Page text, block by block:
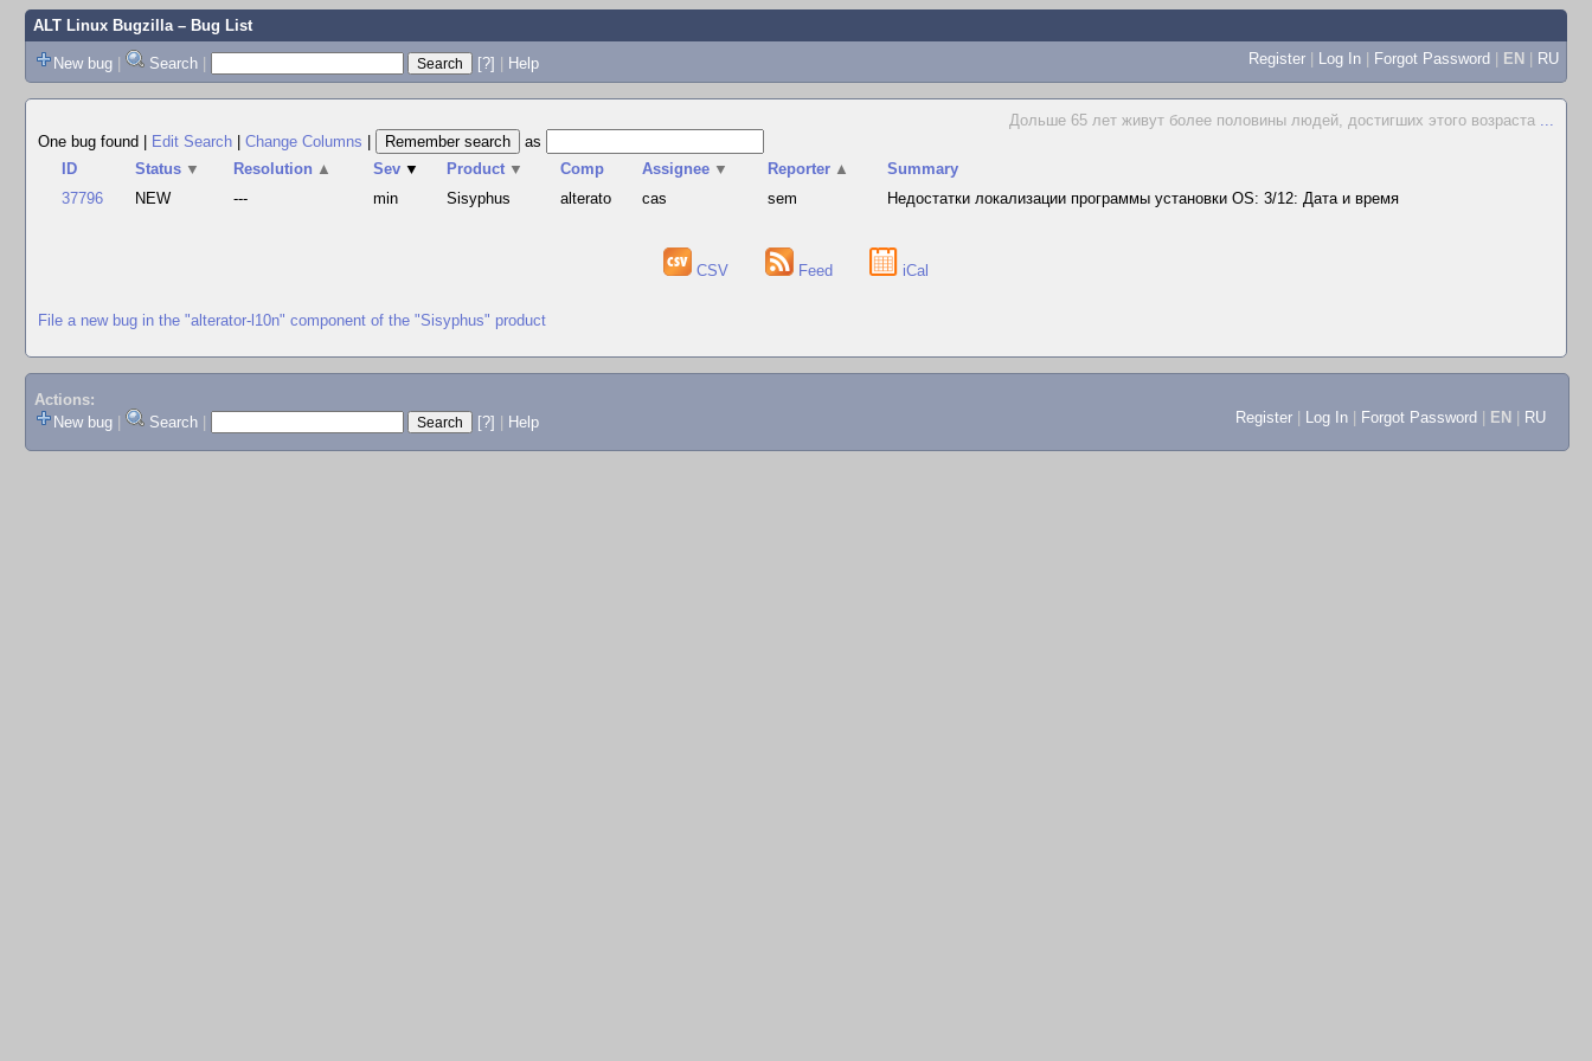
ALT Linux Bugzilla– Bug List
New bug | Search | [?] | Help Register | Log In | Forgot Password | EN | RU
Дольше 65 лет живут более половины людей, достигших этого возраста ...
One bug found
Edit Search Change Columns
as
ID
Status ▼ Resolution ▲ Sev ▼ Product ▼ Comp Assignee ▼ Reporter ▲
Summary
37796
NEW --- min Sisyphus alterato cas sem Недостатки локализации программы установки OS: 3/12: Дата и время
CSV Feed iCal
File a new bug in the "alterator-l10n" component of the "Sisyphus" product
Actions:
New bug
Search [?] Help Register Log In Forgot Password EN RU